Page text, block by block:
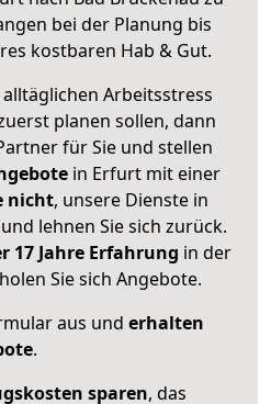
bei der Planung bis
kostbaren Hab & Gut.
Arbeitsstress
planen sollen, dann
für Sie und stellen
in Erfurt mit einer
nicht, unsere Dienste in
lehnen Sie sich zurück.
17 Jahre Erfahrung in der
Sie sich Angebote.
aus und erhalten
.
sparen, das